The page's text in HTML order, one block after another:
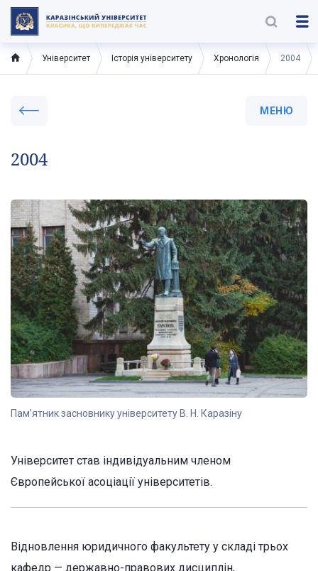
Університет Історія університету Хронологія 2004
МЕНЮ
2004
Пам’ятник засновнику університету В. Н. Каразіну
Університет став індивідуальним членом
Європейської асоціації університетів.
Відновлення юридичного факультету у складі трьох
кафедр — державно-правових дисциплін,